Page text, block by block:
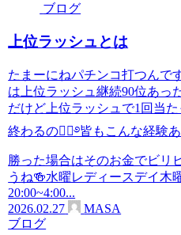
ブログ
上位ラッシュとは
たまーにねパチンコ打つんで
は上位ラッシュ継続90位あっ
だけど上位ラッシュで1回当
終わるの😮‍💨࿔皆もこんな経験
勝った場合はそのお金でビリ
うね🍻水曜レディースデイ木
20:00~4:00...
2026.02.27
MASA
ブログ